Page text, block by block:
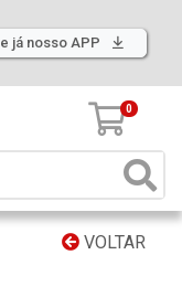
já nosso APP
0
VOLTAR